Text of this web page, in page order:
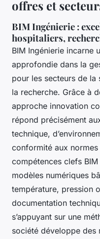
offres et
BIM Ingénierie :
hospitaliers,
BIM Ingénierie incarne
approfondie dans la
pour les secteurs de
la recherche. Grâce à
approche innovation
répond précisément
technique,
conformité aux normes
compétences clefs
modèles numériques
température, pression
documentation
s’appuyant sur une
société développe des